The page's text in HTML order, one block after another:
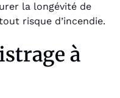
la longévité de
risque d’incendie.
à